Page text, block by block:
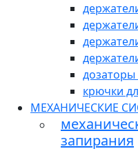
крючки
МЕХАНИЧЕСКИЕ
запирания